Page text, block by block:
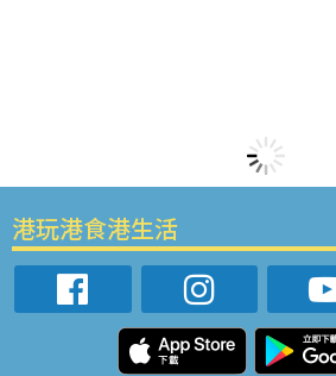
港玩港食港生活